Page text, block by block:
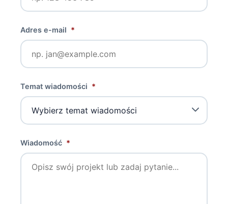
Adres e-mail *
Temat wiadomości *
Wiadomość *